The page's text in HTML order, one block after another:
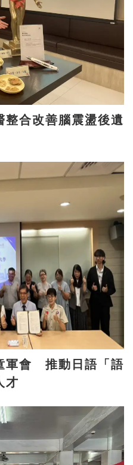
合改善腦震盪後遺
軍會 推動日語「語
才